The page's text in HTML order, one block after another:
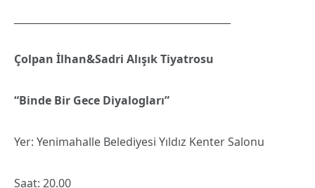
Çolpan İlhan&Sadri Alışık Tiyatrosu
“Binde Bir Gece Diyalogları”
Yer: Yenimahalle Belediyesi Yıldız Kenter Salonu
Saat: 20.00